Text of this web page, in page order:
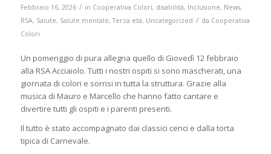
Febbraio 16, 2026 / in Cooperativa Colori, disabilità, Inclusione, News,
RSA, Salute, Salute mentale,Terza età, Uncategorized / da Cooperativa
Colori
Un pomeriggio di pura allegria quello di Giovedì 12 febbraio
alla RSA Acciaiolo. Tutti i nostri ospiti si sono mascherati, una
giornata di colori e sorrisi in tutta la struttura. Grazie alla
musica di Mauro e Marcello che hanno fatto cantare e
divertire tutti gli ospiti e i parenti presenti.
Il tutto è stato accompagnato dai classici cenci e dalla torta
tipica di Carnevale.